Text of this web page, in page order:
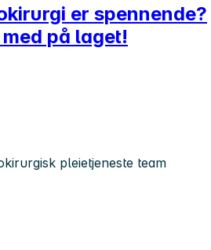
er spennende?
på laget!
pleietjeneste team